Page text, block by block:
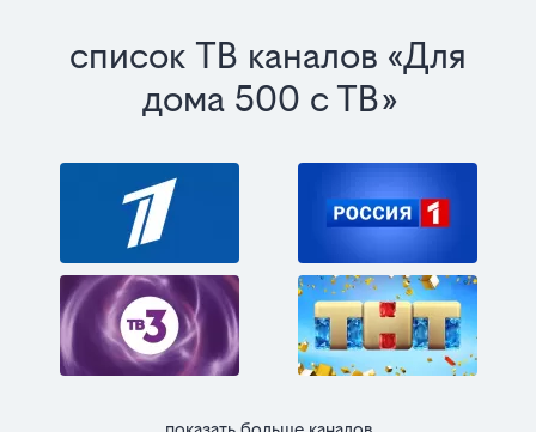
список ТВ каналов «Для
дома 500 с ТВ»